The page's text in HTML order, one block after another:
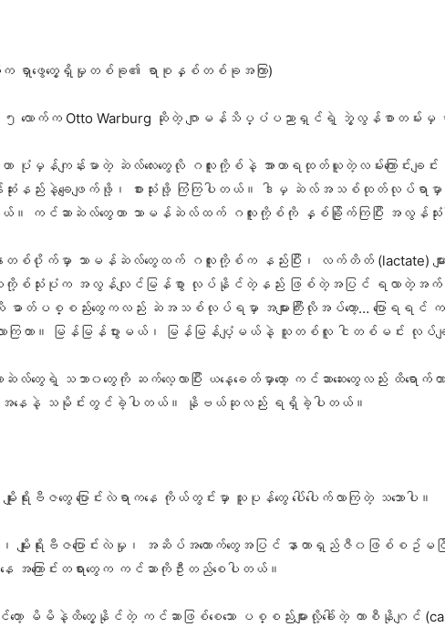
က ရှာဖွေတွေ့ရှိမှုတစ်ခု၏ ရာစုနှစ်တစ်ခုအကြာ)
လောက်က Otto Warburg ဆိုတဲ့ ဂျာမန်သိပ္ပံပညာရှင်ရဲ့ ဘွဲ့လွန်စာတမ်းမှ ရှ
န်ကျန်းမာတဲ့ ဆဲလ်လေးတွေလို ဂလူးကို့စ်နဲ့ အာဟာရထုတ်ယူတဲ့လမ်းကြောင်းချင်း မ
နည်းနဲ့ချေဖျက်ဖို့၊ စားသုံးဖို့ ကြံကြပါတယ်။ ဒါမှ ဆဲလ်အသစ်ထုတ်လုပ်ရာမှ
ယ်။ ကင်ဆာဆဲလ်တွေဟာ သာမန်ဆဲလ်ထက် ဂလူးကို့စ်ကို နှစ်ခြိုက်ကြပြီး အလွန်သုံ
းတစ်၀ိုက်မှာ သာမန်ဆဲလ်တွေထက် ဂလူးကို့စ်က နည်းပြီး၊ လက်တိတ် (lactate) မျာ
သုံးပုံက အလွန်လျင်မြန်စွာ လုပ်နိုင်တဲ့နည်း ဖြစ်တဲ့အပြင် ရလာတဲ့အက်ဆစ်ဓာတ်
ာတ်ပစ္စည်းတွေကလည်း ဆဲအသစ်လုပ်ရမှာ အများကြီးလိုအပ်တော့… ပြေ
ာကြတာ။ မြန်မြန်ပွားမယ်၊ မြန်မြန်ပျံ့မယ်နဲ့ သူတစ်လူ ငါတစ်မင်း လုပ်ချ
တွေရဲ့ သဘာ၀တွေကို ဆက်လေ့လာပြီး ယနေ့ခေတ်မှာတော့ ကင်ဆာဆေးတွေလည်း ထိရောက်တ
နေနဲ့ သမိုင်းတွင်ခဲ့ပါတယ်။ နိုဗယ်ဆုလည်း ရရှိခဲ့ပါတယ်။
းဗီဇတွေ ပြောင်းလဲရာကနေ ကိုယ်တွင်းမှာ သူပုန်တွေ ပေါ်ပေါက်လာကြတဲ့ သဘောပါ။
ေ၊ မျိုးရိုးဗီဇပြောင်းလဲမှု၊ အဆိပ်အတောက်တွေအပြင် နာတာရှည်ဇီ၀ဖြစ်စဥ်မငြိ
အကြောင်းတရားတွေက ကင်ဆာကိုဦးတည်စေပါတယ်။
မိမိနဲ့ထိတွေ့နိုင်တဲ့ ကင်ဆာဖြစ်စေသော ပစ္စည်းများလို့ခေါ်တဲ့ ကာစီနိုဂျင်